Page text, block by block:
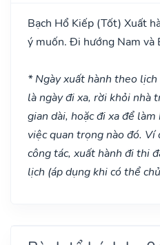
Bạch Hổ Kiếp (Tốt) Xuất
ý muốn. Đi hướng Nam và
* Ngày xuất hành theo
là ngày đi xa, rời khỏi nhà
gian dài, hoặc đi xa để
việc quan trọng nào đó.
công tác, xuất hành đi thi
lịch (áp dụng khi có thể